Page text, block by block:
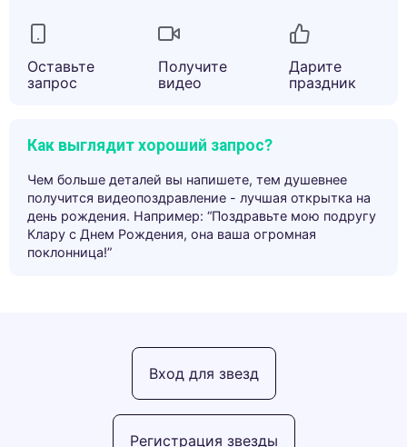
Оставьте
запрос
Получите
видео
Дарите
праздник
Как выглядит хороший запрос?
Чем больше деталей вы напишете, тем душевнее
получится видеопоздравление - лучшая открытка на
день рождения. Например: “Поздравьте мою подругу
Клару с Днем Рождения, она ваша огромная
поклонница!”
Регистрация звезды
Вход для звезд